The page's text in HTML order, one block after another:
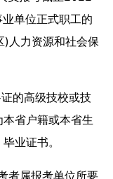
单位正式职工的
)人力资源和社会保
的高级技校或技
省户籍或本省生
业证书。
者属报考单位所要